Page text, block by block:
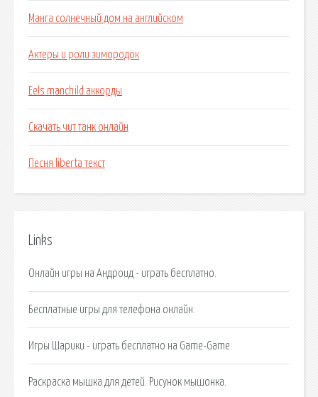
Манга солнечный дом на английском
Актеры и роли зимородок
Eels manchild аккорды
Скачать чит танк онлайн
Песня liberta текст
Links
Онлайн игры на Андроид - играть бесплатно.
Бесплатные игры для телефона онлайн.
Игры Шарики - играть бесплатно на Game-Game.
Раскраска мышка для детей. Рисунок мышонка.